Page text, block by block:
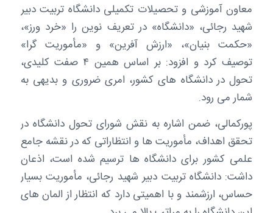
معاون آموزشی و تحصیلات تکمیلی دانشگاه تربیت دبیر
شهید رجائی، «دانشگاه» در تعریف نوین را «خرد ورز»،
«حکمت بنیان»، «ارزش آفرین» و «مأموریت گرا»
توصیف کرد و افزود: بر اساس همین ۴ صفت کلیدی،
تحول در دانشگاه های کشور، امری ضروری و بدیهی به
شمار می رود.
پورکمالی، ضمن اشاره به نقش شورای تحول دانشگاه در
تحقق اهداف، مأموریت ها و انتظاراتی که در نقشه جامع
علمی کشور برای دانشگاه ها ترسیم شده است، اذعان
داشت: دانشگاه تربیت دبیر شهید رجائی، مأموریت بسیار
حساس، ارزشمند و با اهمیتی دارد که انتظار از المان های